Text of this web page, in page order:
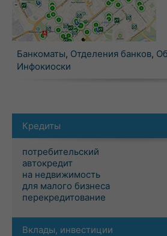
Банкоматы, Отделения банков,
Инфокиоски
Кредиты
потребительский
автокредит
на недвижимость
для малого бизнеса
перекредитование
Вклады, инвестиции